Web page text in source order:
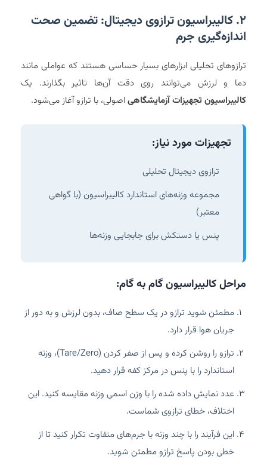
۲. کالیبراسیون ترازوی دیجیتال: تضمین صحت
اندازه‌گیری جرم
ترازوهای تحلیلی ابزارهای بسیار حساسی هستند که عواملی مانند
دما و لرزش می‌توانند روی دقت آن‌ها تاثیر بگذارند. یک
کالیبراسیون تجهیزات آزمایشگاهیاصولی، با ترازو آغاز می‌شود.
تجهیزات مورد نیاز:
ترازوی دیجیتال تحلیلی
مجموعه وزنه‌های استاندارد کالیبراسیون (با گواهی
معتبر)
پنس یا دستکش برای جابجایی وزنه‌ها
مراحل کالیبراسیون گام به گام:
مطمئن شوید ترازو در یک سطح صاف، بدون لرزش و به دور از
جریان هوا قرار دارد.
ترازو را روشن کرده و پس از صفر کردن (Tare/Zero)، وزنه
استاندارد را با پنس در مرکز کفه قرار دهید.
عدد نمایش داده شده را با وزن اسمی وزنه مقایسه کنید. این
اختلاف، خطای ترازوی شماست.
این فرآیند را با چند وزنه با جرم‌های متفاوت تکرار کنید تا از
خطی بودن پاسخ ترازو مطمئن شوید.